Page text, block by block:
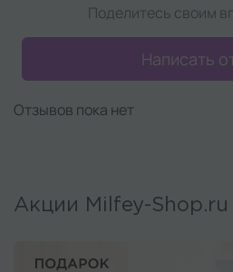
Поделитесь своим
Написать
Отзывов пока нет
Акции Milfey-Shop.ru